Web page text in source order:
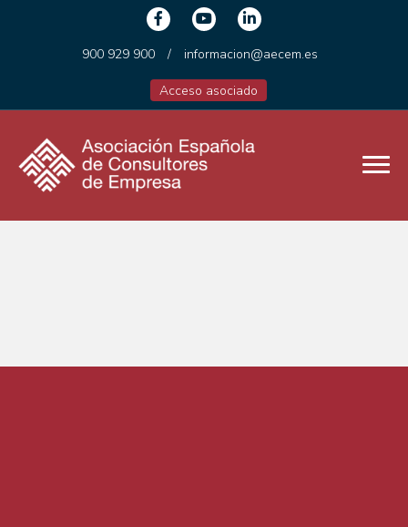
900 929 900 / informacion@aecem.es
Acceso asociado